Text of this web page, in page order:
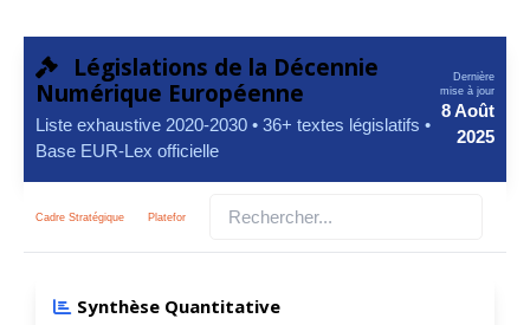
Actualité
Législations de la Décennie
Numérique Européenne
Liste exhaustive 2020-2030 • 36+ textes législatifs •
Base EUR-Lex officielle
Dernière
mise à jour
8 Août
2025
Cadre Stratégique Plateformes IA Données
Synthèse Quantitative